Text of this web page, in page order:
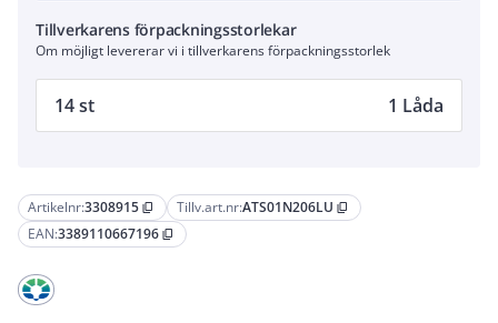
Artikelnr:3308915 content_copy Tillv.art.nr:ATS01N206LU content_copy
EAN:3389110667196 content_copy
Tillverkarens förpackningsstorlekar
Om möjligt levererar vi i tillverkarens förpackningsstorlek
14 st 1 Låda